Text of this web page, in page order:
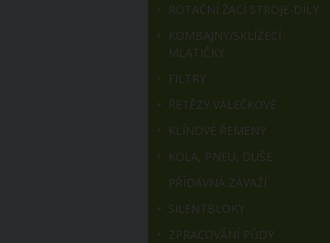
ROTAČNÍ ŽACÍ STROJE-DÍLY
KOMBAJNY/SKLÍZECÍ
MLÁTIČKY
FILTRY
ŘETĚZY VÁLEČKOVÉ
KLÍNOVÉ ŘEMENY
KOLA, PNEU, DUŠE
PŘÍDAVNÁ ZÁVAŽÍ
SILENTBLOKY
ZPRACOVÁNÍ PŮDY